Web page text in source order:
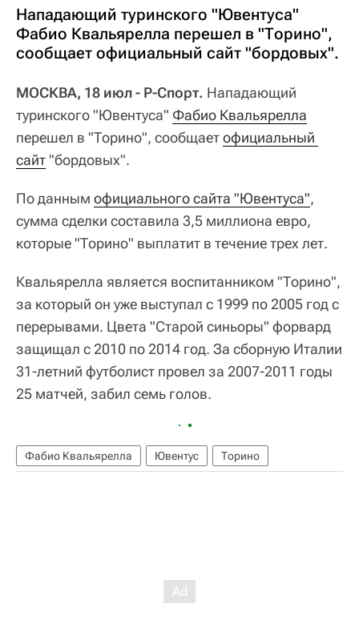
Нападающий туринского "Ювентуса"
Фабио Квальярелла перешел в "Торино",
сообщает официальный сайт "бордовых".
МОСКВА, 18 июл - Р-Спорт. Нападающий
туринского "Ювентуса" Фабио Квальярелла
перешел в "Торино", сообщаетофициальный
сайт "бордовых".
По данным официального сайта "Ювентуса",
сумма сделки составила 3,5 миллиона евро,
которые "Торино" выплатит в течение трех лет.
Квальярелла является воспитанником "Торино",
за который он уже выступал с 1999 по 2005 год с
перерывами. Цвета "Старой синьоры" форвард
защищал с 2010 по 2014 год. За сборную Италии
31-летний футболист провел за 2007-2011 годы
25 матчей, забил семь голов.
Фабио Квальярелла Ювентус Торино